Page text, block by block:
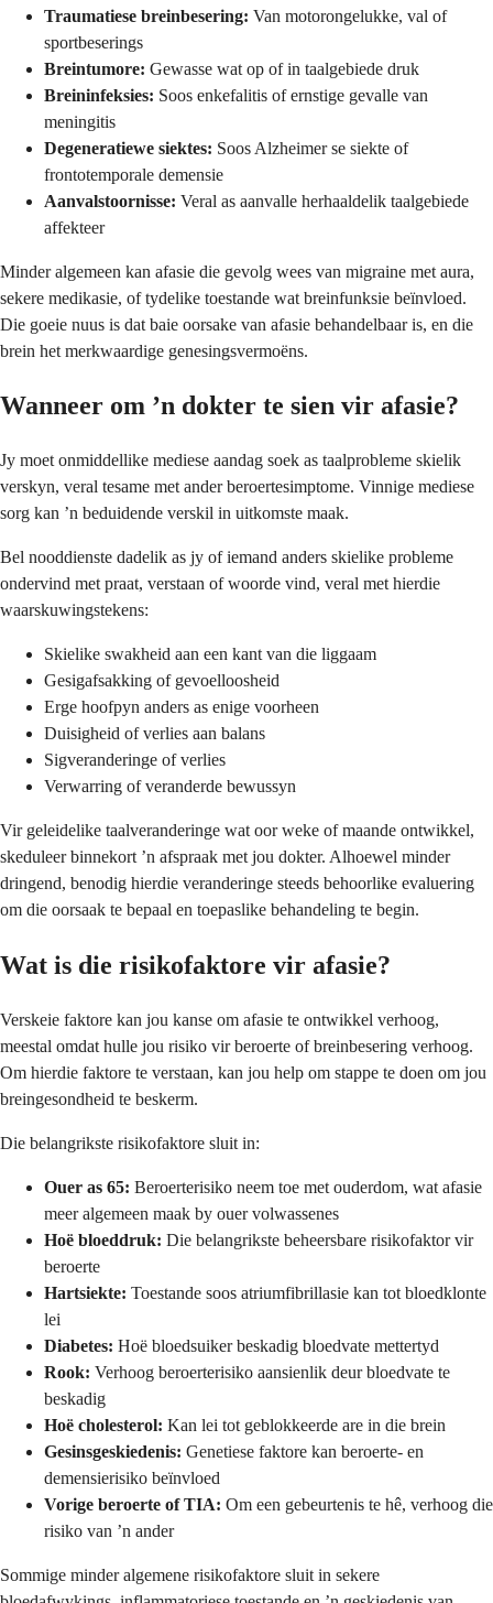
Traumatiese breinbesering: Van motorongelukke, val of
sportbeserings
Breintumore: Gewasse wat op of in taalgebiede druk
Breininfeksies: Soos enkefalitis of ernstige gevalle van
meningitis
Degeneratiewe siektes: Soos Alzheimer se siekte of
frontotemporale demensie
Aanvalstoornisse: Veral as aanvalle herhaaldelik taalgebiede
affekteer
Minder algemeen kan afasie die gevolg wees van migraine met aura,
sekere medikasie, of tydelike toestande wat breinfunksie beïnvloed.
Die goeie nuus is dat baie oorsake van afasie behandelbaar is, en die
brein het merkwaardige genesingsvermoëns.
Wanneer om ’n dokter te sien vir afasie?
Jy moet onmiddellike mediese aandag soek as taalprobleme skielik
verskyn, veral tesame met ander beroertesimptome. Vinnige mediese
sorg kan ’n beduidende verskil in uitkomste maak.
Bel nooddienste dadelik as jy of iemand anders skielike probleme
ondervind met praat, verstaan of woorde vind, veral met hierdie
waarskuwingstekens:
Skielike swakheid aan een kant van die liggaam
Gesigafsakking of gevoelloosheid
Erge hoofpyn anders as enige voorheen
Duisigheid of verlies aan balans
Sigveranderinge of verlies
Verwarring of veranderde bewussyn
Vir geleidelike taalveranderinge wat oor weke of maande ontwikkel,
skeduleer binnekort ’n afspraak met jou dokter. Alhoewel minder
dringend, benodig hierdie veranderinge steeds behoorlike evaluering
om die oorsaak te bepaal en toepaslike behandeling te begin.
Wat is die risikofaktore vir afasie?
Verskeie faktore kan jou kanse om afasie te ontwikkel verhoog,
meestal omdat hulle jou risiko vir beroerte of breinbesering verhoog.
Om hierdie faktore te verstaan, kan jou help om stappe te doen om jou
breingesondheid te beskerm.
Die belangrikste risikofaktore sluit in:
Ouer as 65: Beroerterisiko neem toe met ouderdom, wat afasie
meer algemeen maak by ouer volwassenes
Hoë bloeddruk: Die belangrikste beheersbare risikofaktor vir
beroerte
Hartsiekte: Toestande soos atriumfibrillasie kan tot bloedklonte
lei
Diabetes: Hoë bloedsuiker beskadig bloedvate mettertyd
Rook: Verhoog beroerterisiko aansienlik deur bloedvate te
beskadig
Hoë cholesterol: Kan lei tot geblokkeerde are in die brein
Gesinsgeskiedenis: Genetiese faktore kan beroerte- en
demensierisiko beïnvloed
Vorige beroerte of TIA: Om een gebeurtenis te hê, verhoog die
risiko van ’n ander
Sommige minder algemene risikofaktore sluit in sekere